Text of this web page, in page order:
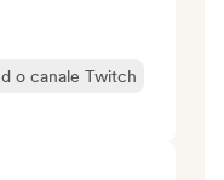
o canale Twitch